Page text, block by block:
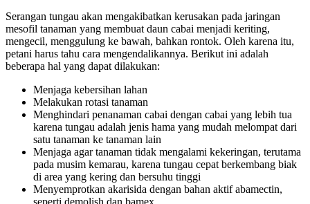
Serangan tungau akan mengakibatkan kerusakan pada jaringan
mesofil tanaman yang membuat daun cabai menjadi keriting,
mengecil, menggulung ke bawah, bahkan rontok. Oleh karena itu,
petani harus tahu cara mengendalikannya. Berikut ini adalah
beberapa hal yang dapat dilakukan:
Menjaga kebersihan lahan
Melakukan rotasi tanaman
Menghindari penanaman cabai dengan cabai yang lebih tua
karena tungau adalah jenis hama yang mudah melompat dari
satu tanaman ke tanaman lain
Menjaga agar tanaman tidak mengalami kekeringan, terutama
pada musim kemarau, karena tungau cepat berkembang biak
di area yang kering dan bersuhu tinggi
Menyemprotkan akarisida dengan bahan aktif abamectin,